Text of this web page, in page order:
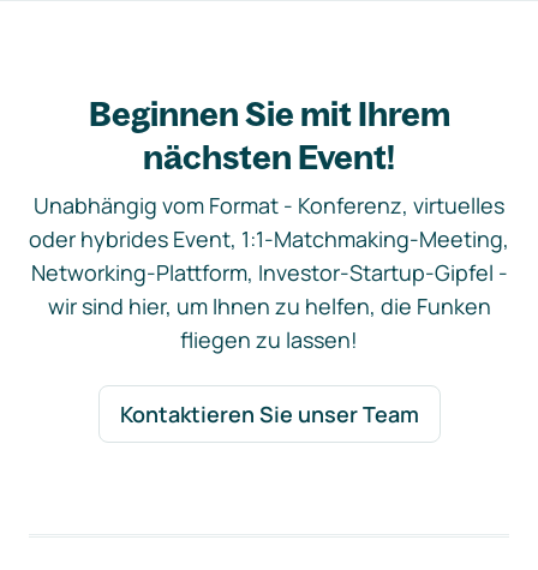
Beginnen Sie mit Ihrem
nächsten Event!
Unabhängig vom Format - Konferenz, virtuelles
oder hybrides Event, 1:1-Matchmaking-Meeting,
Networking-Plattform, Investor-Startup-Gipfel -
wir sind hier, um Ihnen zu helfen, die Funken
fliegen zu lassen!
Kontaktieren Sie unser Team